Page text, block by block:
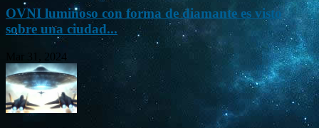
OVNI luminoso con forma de diamante es visto
sobre una ciudad...
Mar 31, 2024